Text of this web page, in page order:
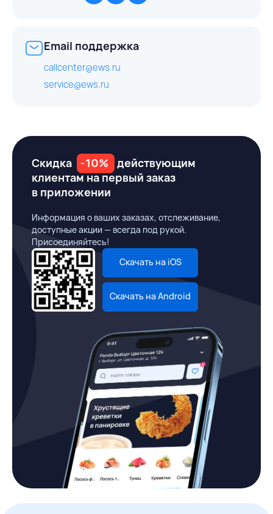
Email поддержка
callcenter@ews.ru
service@ews.ru
Скидка -10%
действующим
клиентам на первый заказ
в приложении
Информация о ваших заказах, отслеживание,
доступные акции — всегда под рукой.
Присоединяйтесь!
Скачать на iOS
Скачать на Android